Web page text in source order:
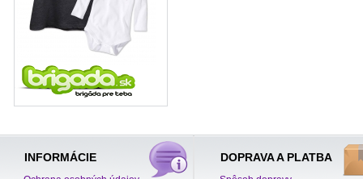
INFORMÁCIE DOPRAVA A PLATBA